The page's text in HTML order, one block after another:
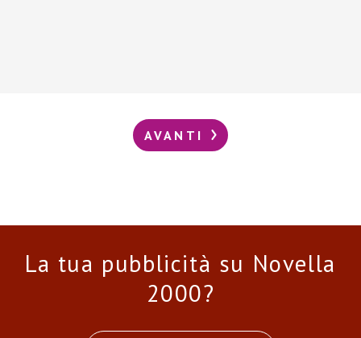
AVANTI
La tua pubblicità su Novella
2000?